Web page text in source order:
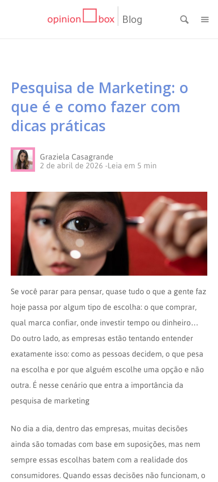
Blog
Pesquisa de Marketing: o
que é e como fazer com
dicas práticas
Graziela Casagrande
2 de abril de 2026 -Leia em 5 min
Se você parar para pensar, quase tudo o que a gente faz
hoje passa por algum tipo de escolha: o que comprar,
qual marca confiar, onde investir tempo ou dinheiro…
Do outro lado, as empresas estão tentando entender
exatamente isso: como as pessoas decidem, o que pesa
na escolha e por que alguém escolhe uma opção e não
outra. É nesse cenário que entra a importância da
pesquisa de marketing
No dia a dia, dentro das empresas, muitas decisões
ainda são tomadas com base em suposições, mas nem
sempre essas escolhas batem com a realidade dos
consumidores. Quando essas decisões não funcionam, o
CATEGORIAS
Dicas
Questionários
Customer
Experience
Opinion
Recentes
DE
PESQUISA
MATERIAIS
WEBINARS
O
OPINION
SOLUÇÕES
Pesquisas
Customizadas
Plataforma
Pesquisa
Plataforma
de
CX
CONTATO